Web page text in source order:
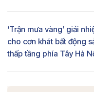
‘Trận mưa vàng’ giải
cho cơn khát bất động
thấp tầng phía Tây Hà